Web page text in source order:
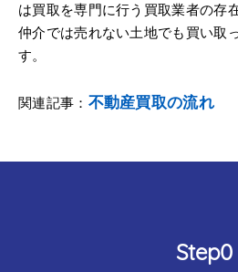
は買取を専門に行う買取業者の存
仲介では売れない土地でも買い取
す。
関連記事： 不動産買取の流れ
Step0